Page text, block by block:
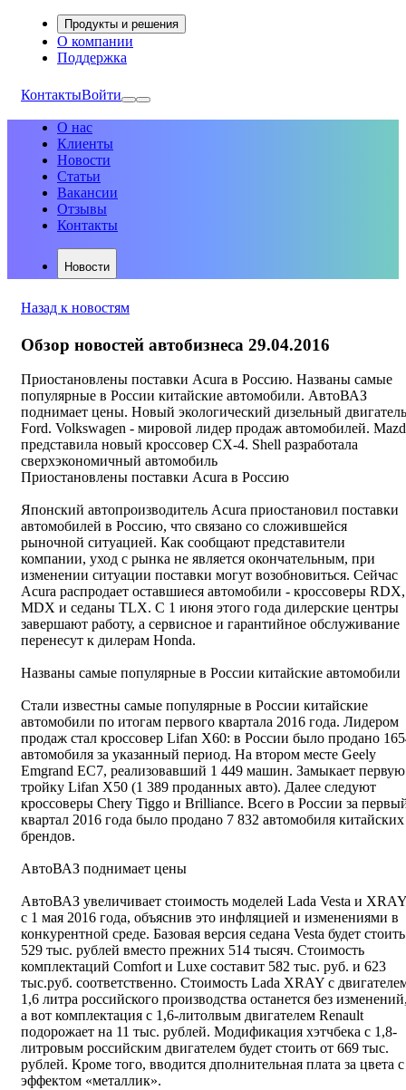
Продукты и решения
О компании
Поддержка
КонтактыВойти
О нас
Клиенты
Новости
Статьи
Вакансии
Отзывы
Контакты
Новости
Назад к новостям
Обзор новостей автобизнеса 29.04.2016
Приостановлены поставки Acura в Россию. Названы самые
популярные в России китайские автомобили. АвтоВАЗ
поднимает цены. Новый экологический дизельный двигатель
Ford. Volkswagen - мировой лидер продаж автомобилей.
представила новый кроссовер CX-4. Shell разработала
сверхэкономичный автомобиль
Приостановлены поставки Acura в Россию
Японский автопроизводитель Acura приостановил поставки
автомобилей в Россию, что связано со сложившейся
рыночной ситуацией. Как сообщают представители
компании, уход с рынка не является окончательным, при
изменении ситуации поставки могут возобновиться. Сейчас
Acura распродает оставшиеся автомобили - кроссоверы RDX,
MDX и седаны TLX. С 1 июня этого года дилерские центры
завершают работу, а сервисное и гарантийное обслуживание
перенесут к дилерам Honda.
Названы самые популярные в России китайские автомобили
Стали известны самые популярные в России китайские
автомобили по итогам первого квартала 2016 года. Лидером
продаж стал кроссовер Lifan X60: в России было продано
автомобиля за указанный период. На втором месте Geely
Emgrand EC7, реализовавший 1 449 машин. Замыкает первую
тройку Lifan Х50 (1 389 проданных авто). Далее следуют
кроссоверы Chery Tiggo и Brilliance. Всего в России за
квартал 2016 года было продано 7 832 автомобиля китайских
брендов.
АвтоВАЗ поднимает цены
АвтоВАЗ увеличивает стоимость моделей Lada Vesta и XRAY
с 1 мая 2016 года, объяснив это инфляцией и изменениями в
конкурентной среде. Базовая версия седана Vesta будет стоить
529 тыс. рублей вместо прежних 514 тысяч. Стоимость
комплектаций Comfort и Luxe составит 582 тыс. руб. и 623
тыс.руб. соответственно. Стоимость Lada XRAY с
1,6 литра российского производства останется без
а вот комплектация с 1,6-литолвым двигателем Renault
подорожает на 11 тыс. рублей. Модификация хэтчбека с 1,8-
литровым российским двигателем будет стоить от 669 тыс.
рублей. Кроме того, вводится дполнительная плата за цвета с
эффектом «металлик».